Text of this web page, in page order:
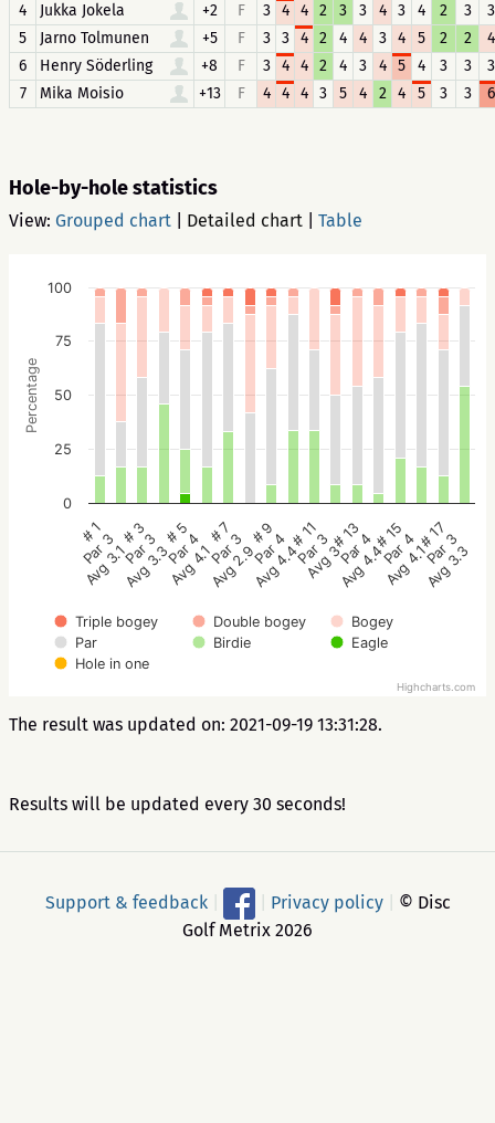
4
Jukka Jokela +2 F 3 4 4 2 3 3 4 3 4 2 3
3
5
Jarno Tolmunen +5 F 3 3 4 2 4 4 3 4 5 2 2
4
6
Henry Söderling +8 F 3 4 4 2 4 3 4 5 4 3 3
3
7
Mika Moisio +13 F 4 4 4 3 5 4 2 4 5 3 3 6
Hole-by-hole statistics
View: Grouped chart Detailed chart Table
Percentage
Triple bogey Double bogey
Bogey
Par
Birdie
Eagle
Hole in one
# 1
Par 3
Avg 3.1
# 3
Par 3
Avg 3.3
# 5
Par 4
Avg 4.1
# 7
Par 3
Avg 2.9
# 9
Par 4
Avg 4.4
# 11
Par 3
Avg 3
# 13
Par 4
Avg 4.4
# 15
Par 4
Avg 4.1
# 17
Par 3
Avg 3.3
0
25
50
75
100
Highcharts.com
The result was updated on: 2021-09-19 13:31:28.
Results will be updated every 30 seconds!
Support & feedback Privacy policy
© Disc
Golf Metrix 2026